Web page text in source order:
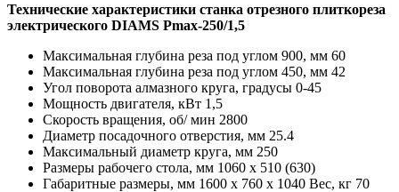
Технические характеристики станка отрезного плиткореза
электрического DIAMS Pmax-250/1,5
Максимальная глубина реза под углом 900, мм 60
Максимальная глубина реза под углом 450, мм 42
Угол поворота алмазного круга, градусы 0-45
Мощность двигателя, кВт 1,5
Скорость вращения, об/ мин 2800
Диаметр посадочного отверстия, мм 25.4
Максимальный диаметр круга, мм 250
Размеры рабочего стола, мм 1060 х 510 (630)
Габаритные размеры, мм 1600 х 760 х 1040 Вес, кг 70